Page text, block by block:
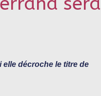
elle décroche le titre de